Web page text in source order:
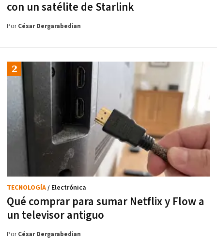
con un satélite de Starlink
PorCésar Dergarabedian
Qué comprar para sumar Netflix y Flow a
un televisor antiguo
TECNOLOGÍA/ Electrónica
PorCésar Dergarabedian